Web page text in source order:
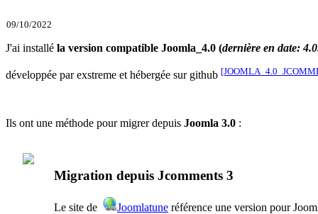
09/10/2022
J'ai installé la version compatible Joomla_4.0 (dernière en date:
développée par exstreme et hébergée sur github
Ils ont une méthode pour migrer depuis Joomla 3.0 :
Migration depuis Jcomments 3
Le site de Joomlatune référence une version pour